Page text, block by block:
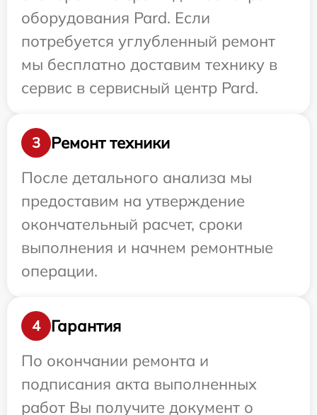
оборудования Pard. Если
потребуется углубленный ремонт
мы бесплатно доставим технику в
сервис в сервисный центр Pard.
3
Ремонт техники
После детального анализа мы
предоставим на утверждение
окончательный расчет, сроки
выполнения и начнем ремонтные
операции.
4
Гарантия
По окончании ремонта и
подписания акта выполненных
работ Вы получите документ о